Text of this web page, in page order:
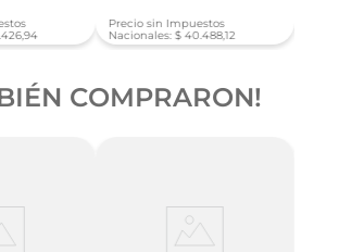
.426,94
Precio sin Impuestos
Nacionales: $ 40.488,12
COMPRARON!